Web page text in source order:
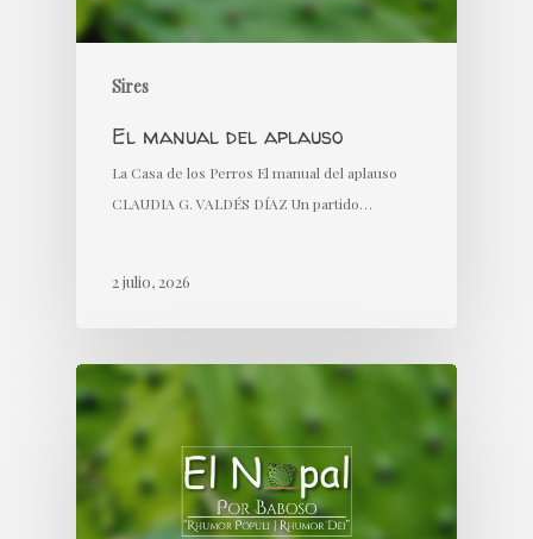
Sires
El manual del aplauso
La Casa de los Perros El manual del aplauso
CLAUDIA G. VALDÉS DÍAZ Un partido…
2 julio, 2026